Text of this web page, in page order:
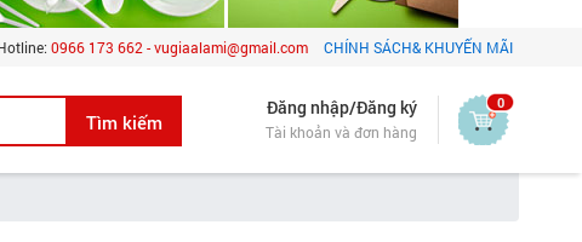
0966 173 662 - vugiaalami@gmail.com CHÍNH SÁCH& KHUYẾN MÃI
Đăng nhập/Đăng ký
Tài khoản và đơn hàng
0